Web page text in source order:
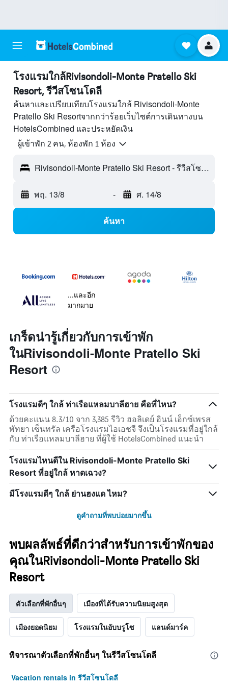
โรงแรมใกล้Rivisondoli-Monte Pratello Ski
Resort, รีวีสโซนโดลี
ค้นหาและเปรียบเทียบโรงแรมใกล้ Rivisondoli-Monte
Pratello Ski Resortจากกว่าร้อยเว็บไซต์การเดินทางบน
HotelsCombined และประหยัดเงิน
ผู้เข้าพัก 2 คน, ห้องพัก 1 ห้อง
Rivisondoli-Monte Pratello Ski Resort - รีวีสโซนโดลี, ลากวีลา, อิตาลี
พฤ. 13/8 - ศ. 14/8
ค้นหา
...และอีก
มากมาย
เกร็ดน่ารู้เกี่ยวกับการเข้าพัก
ในRivisondoli-Monte Pratello Ski
Resort
โรงแรมดีๆ ใกล้ ท่าเรือแหลมบาลีฮาย คือที่ไหน?
ด้วยคะแนน 8.3/10 จาก 3,385 รีวิว ฮอลิเดย์ อินน์ เอ็กซ์เพรส
พัทยา เซ็นทรัล เครือโรงแรมไอเอชจี จึงเป็นโรงแรมที่อยู่ใกล้
กับ ท่าเรือแหลมบาลีฮาย ที่ผู้ใช้ HotelsCombined แนะนำ
โรงแรมไหนดีใน Rivisondoli-Monte Pratello Ski
Resort ที่อยู่ใกล้ หาดเฉวง?
มีโรงแรมดีๆ ใกล้ ย่านฮงแด ไหม?
ดูคำถามที่พบบ่อยมากขึ้น
พบผลลัพธ์ที่ดีกว่าสำหรับการเข้าพักของ
คุณในRivisondoli-Monte Pratello Ski
Resort
ตัวเลือกที่พักอื่นๆ เมืองที่ได้รับความนิยมสูงสุด
เมืองยอดนิยม โรงแรมในอับบรูโซ แลนด์มาร์ค
พิจารณาตัวเลือกที่พักอื่นๆ ในรีวีสโซนโดลี
Vacation rentals in รีวีสโซนโดลี